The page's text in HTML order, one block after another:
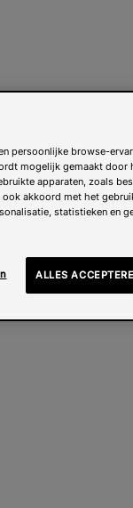
persoonlijke browse-
mogelijk gemaakt door
apparaten, zoals
akkoord met het
statistieken en
ALLES